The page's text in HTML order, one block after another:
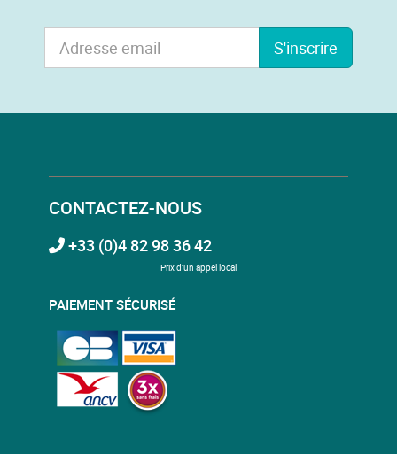
S'inscrire
CONTACTEZ-NOUS
+33 (0)4 82 98 36 42
Prix d'un appel local
PAIEMENT SÉCURISÉ